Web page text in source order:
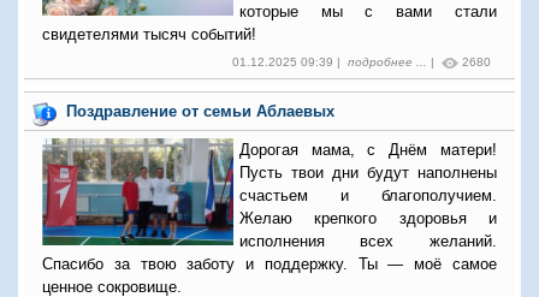
которые мы с вами стали
свидетелями тысяч событий!
01.12.2025 09:39 | подробнее ... | 2680
Поздравление от семьи Аблаевых
Дорогая мама, с Днём матери!
Пусть твои дни будут наполнены
счастьем и благополучием.
Желаю крепкого здоровья и
исполнения всех желаний.
Спасибо за твою заботу и поддержку. Ты — моё самое
ценное сокровище.